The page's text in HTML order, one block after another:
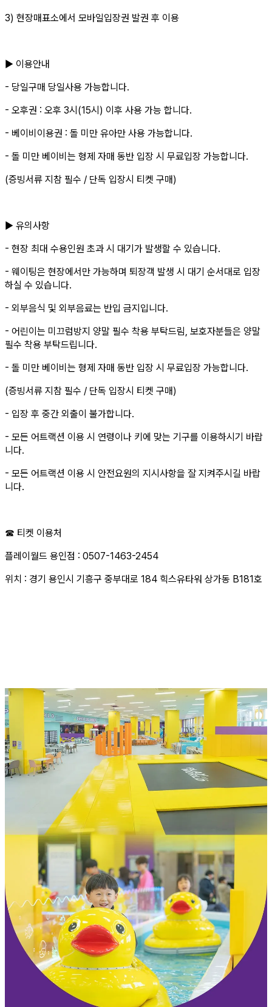
3) 현장매표소에서 모바일입장권 발권 후 이용
▶ 이용안내
- 당일구매 당일사용 가능합니다.
- 오후권 : 오후 3시(15시) 이후 사용 가능 합니다.
- 베이비이용권 : 돌 미만 유아만 사용 가능합니다.
- 돌 미만 베이비는 형제 자매 동반 입장 시 무료입장 가능합니다.
(증빙서류 지참 필수 / 단독 입장시 티켓 구매)
▶ 유의사항
- 현장 최대 수용인원 초과 시 대기가 발생할 수 있습니다.
- 웨이팅은 현장에서만 가능하며 퇴장객 발생 시 대기 순서대로 입장
하실 수 있습니다.
- 외부음식 및 외부음료는 반입 금지입니다.
- 어린이는 미끄럼방지 양말 필수 착용 부탁드림, 보호자분들은 양말
필수 착용 부탁드립니다.
- 돌 미만 베이비는 형제 자매 동반 입장 시 무료입장 가능합니다.
(증빙서류 지참 필수 / 단독 입장시 티켓 구매)
- 입장 후 중간 외출이 불가합니다.
- 모든 어트랙션 이용 시 연령이나 키에 맞는 기구를 이용하시기 바랍
니다.
- 모든 어트랙션 이용 시 안전요원의 지시사항을 잘 지켜주시길 바랍
니다.
☎ 티켓 이용처
플레이월드 용인점 : 0507-1463-2454
위치 : 경기 용인시 기흥구 중부대로 184 힉스유타워 상가동 B181호